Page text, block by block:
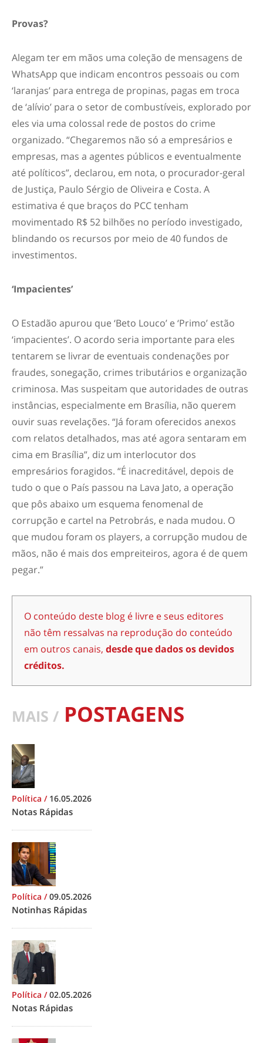
Provas?
Alegam ter em mãos uma coleção de mensagens de
WhatsApp que indicam encontros pessoais ou com
‘laranjas’ para entrega de propinas, pagas em troca
de ‘alívio’ para o setor de combustíveis, explorado por
eles via uma colossal rede de postos do crime
organizado. “Chegaremos não só a empresários e
empresas, mas a agentes públicos e eventualmente
até políticos”, declarou, em nota, o procurador-geral
de Justiça, Paulo Sérgio de Oliveira e Costa. A
estimativa é que braços do PCC tenham
movimentado R$ 52 bilhões no período investigado,
blindando os recursos por meio de 40 fundos de
investimentos.
‘Impacientes’
O Estadão apurou que ‘Beto Louco’ e ‘Primo’ estão
‘impacientes’. O acordo seria importante para eles
tentarem se livrar de eventuais condenações por
fraudes, sonegação, crimes tributários e organização
criminosa. Mas suspeitam que autoridades de outras
instâncias, especialmente em Brasília, não querem
ouvir suas revelações. “Já foram oferecidos anexos
com relatos detalhados, mas até agora sentaram em
cima em Brasília”, diz um interlocutor dos
empresários foragidos. “É inacreditável, depois de
tudo o que o País passou na Lava Jato, a operação
que pôs abaixo um esquema fenomenal de
corrupção e cartel na Petrobrás, e nada mudou. O
que mudou foram os players, a corrupção mudou de
mãos, não é mais dos empreiteiros, agora é de quem
pegar.”
O conteúdo deste blog é livre e seus editores
não têm ressalvas na reprodução do conteúdo
em outros canais, desde que dados os devidos
créditos.
MAIS / POSTAGENS
Política / 16.05.2026
Notas Rápidas
Política /09.05.2026
Notinhas Rápidas
Política /02.05.2026
Notas Rápidas